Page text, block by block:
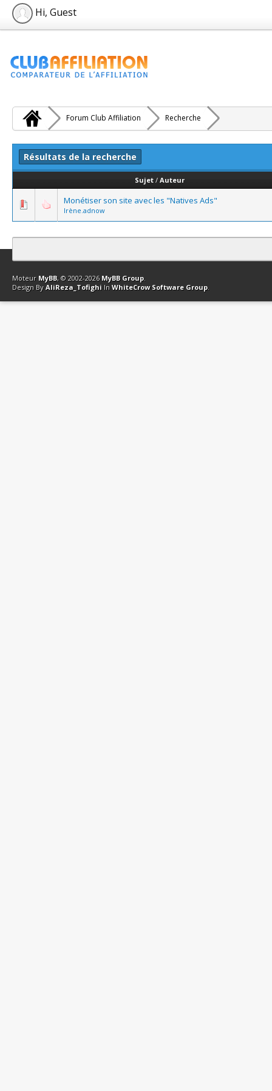
Hi, Guest
Forum Club Affiliation Recherche
Résultats de la recherche
Sujet / Auteur
Monétiser son site avec les "Natives Ads"
Irène.adnow
Contact Club Affiliation Retourner en haut Version bas-débit
Moteur MyBB, © 2002-2026 MyBB Group.
Design By AliReza_Tofighi In WhiteCrow Software Group.